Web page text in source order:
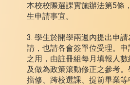
本校校際選課實施辦法第5條
生申請事宜。
3. 學生於開學兩週內提出申
請，也請各會簽單位受理。
之用，由註冊組每月填報人
及做為政策滾動修正之參考
擋修、跨校選課、提前畢業